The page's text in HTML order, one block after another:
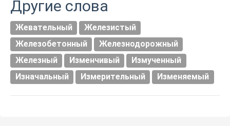
Другие слова
Жевательный
Железистый
Железобетонный
Железнодорожный
Железный
Изменчивый
Измученный
Изначальный
Измерительный Изменяемый